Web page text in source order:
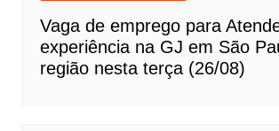
Vaga de emprego para
experiência na GJ em São
região nesta terça (26/08)